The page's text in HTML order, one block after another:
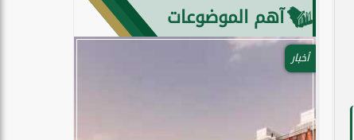
آهم الموضوعات
أخبار